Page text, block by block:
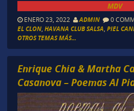
MDV
ENERO 23, 2022 ADMIN 0
EL CLON, HAVANA CLUB SALSA PIEL
OTROS TEMAS MÁS...
Enrique Chia & Martha
Casanova – Poemas Al